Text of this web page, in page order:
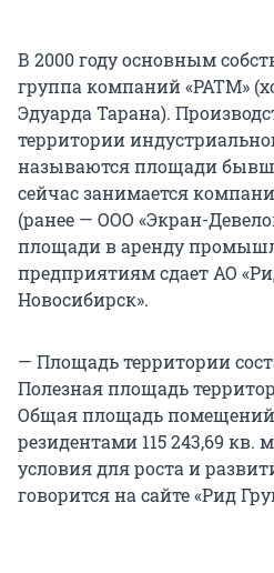
В 2000 году основным
группа компаний «РАТМ»
Эдуарда Тарана).
территории
называются площади
сейчас занимается
(ранее — ООО «Экран-
площади в аренду
предприятиям сдает АО
Новосибирск».
— Площадь территории
Полезная площадь
Общая площадь
резидентами 115 243,69 кв.
условия для роста и
говорится на сайте «Рид